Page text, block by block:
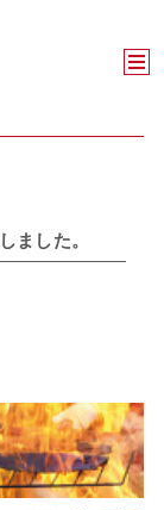
ました。